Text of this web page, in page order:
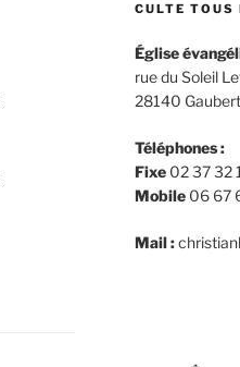
CULTE
Église
rue du Soleil
28140
Téléphones :
Fixe02 37 32
Mobile06 67
Mail :